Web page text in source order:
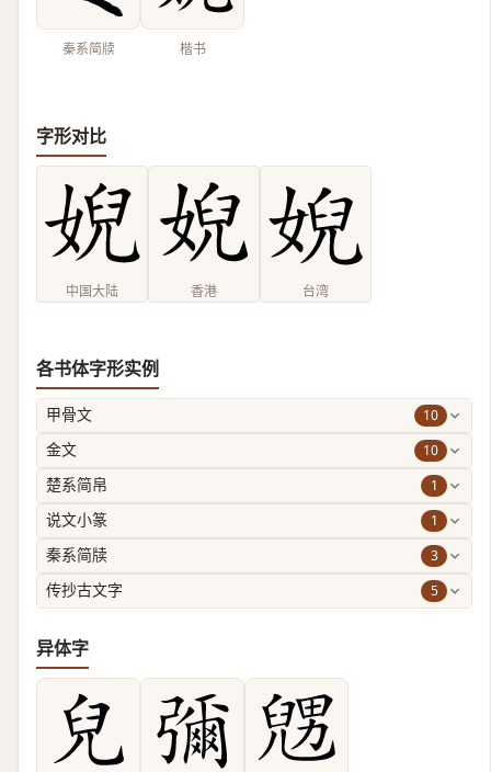
秦系简牍 楷书
字形对比
中国大陆 香港 台湾
各书体字形实例
甲骨文 10
金文 10
楚系简帛 1
说文小篆 1
秦系简牍 3
传抄古文字 5
异体字